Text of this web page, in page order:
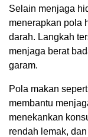
Selain menjaga
menerapkan pola
darah. Langkah
menjaga berat
garam.
Pola makan
membantu
menekankan
rendah lemak,